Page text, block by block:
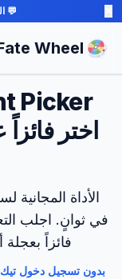
💬
Wheel
اختر
الأداة المجانية
في ثوانٍ. اجلب
فائزاً